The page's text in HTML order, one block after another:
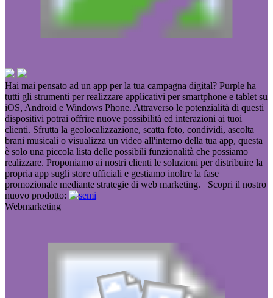
Hai mai pensato ad un app per la tua campagna digital? Purple ha
tutti gli strumenti per realizzare applicativi per smartphone e tablet su
iOS, Android e Windows Phone. Attraverso le potenzialità di questi
dispositivi potrai offrire nuove possibilità ed interazioni ai tuoi
clienti. Sfrutta la geolocalizzazione, scatta foto, condividi, ascolta
brani musicali o visualizza un video all'interno della tua app, questa
è solo una piccola lista delle possibili funzionalità che possiamo
realizzare. Proponiamo ai nostri clienti le soluzioni per distribuire la
propria app sugli store ufficiali e gestiamo inoltre la fase
promozionale mediante strategie di web marketing. Scopri il nostro
nuovo prodotto:
Webmarketing